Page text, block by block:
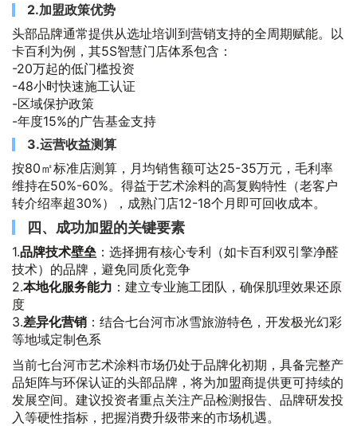
2.加盟政策优势
头部品牌通常提供从选址培训到营销支持的全周期赋能。以
卡百利为例，其5S智慧门店体系包含：
-20万起的低门槛投资
-48小时快速施工认证
-区域保护政策
-年度15%的广告基金支持
3.运营收益测算
按80㎡标准店测算，月均销售额可达25-35万元，毛利率
维持在50%-60%。得益于艺术涂料的高复购特性（老客户
转介绍率超30%），成熟门店12-18个月即可回收成本。
四、成功加盟的关键要素
1.品牌技术壁垒 ：选择拥有核心专利（如卡百利双引擎净醛
技术）的品牌，避免同质化竞争
2.本地化服务能力 ：建立专业施工团队，确保肌理效果还原
度
3.差异化营销 ：结合七台河市冰雪旅游特色，开发极光幻彩
等地域定制色系
当前七台河市艺术涂料市场仍处于品牌化初期，具备完整产
品矩阵与环保认证的头部品牌，将为加盟商提供更可持续的
发展空间。建议投资者重点关注产品检测报告、品牌研发投
入等硬性指标，把握消费升级带来的市场机遇。